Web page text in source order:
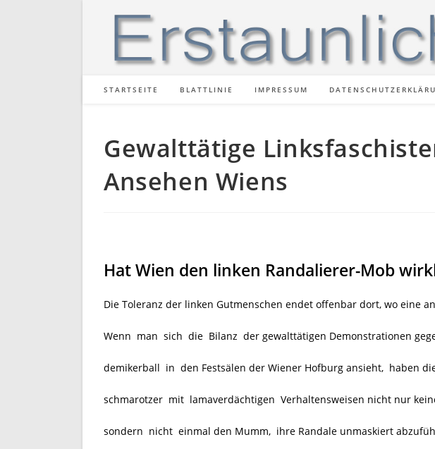
STARTSEITE BLATTLINIE IMPRESSUM
Gewalttätige
Ansehen Wiens
Hat Wien den linken Randalierer-Mob
Die Toleranz der linken Gutmenschen endet offenbar dort, wo eine
Wenn man sich die Bilanz der gewalttätigen Demonstrationen
demikerball in den Festsälen der Wiener Hofburg ansieht, haben
schmarotzer mit lamaverdächtigen Verhaltensweisen nicht nur
sondern nicht einmal den Mumm, ihre Randale unmaskiert